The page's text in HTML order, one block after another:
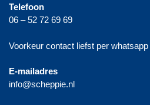
Telefoon
06 – 52 72 69 69
Voorkeur contact liefst per
E-mailadres
info@scheppie.nl